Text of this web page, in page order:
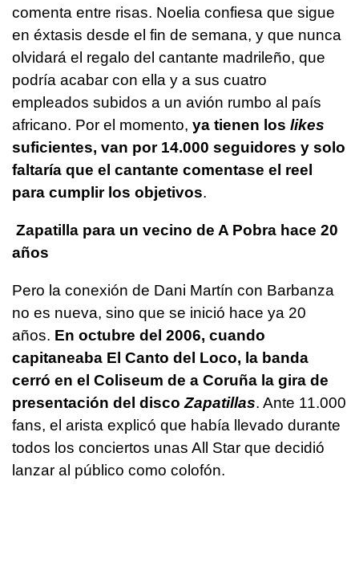
comenta entre risas. Noelia confiesa que sigue
en éxtasis desde el fin de semana, y que nunca
olvidará el regalo del cantante madrileño, que
podría acabar con ella y a sus cuatro
empleados subidos a un avión rumbo al país
africano. Por el momento, ya tienen los likes
suficientes, van por 14.000 seguidores y solo
faltaría que el cantante comentase el reel
para cumplir los objetivos.
Zapatilla para un vecino de A Pobra hace 20
años
Pero la conexión de Dani Martín con Barbanza
no es nueva, sino que se inició hace ya 20
años. En octubre del 2006, cuando
capitaneaba El Canto del Loco, la banda
cerró en el Coliseum de a Coruña la gira de
presentación del discoZapatillas. Ante 11.000
fans, el arista explicó que había llevado durante
todos los conciertos unas All Star que decidió
lanzar al público como colofón.